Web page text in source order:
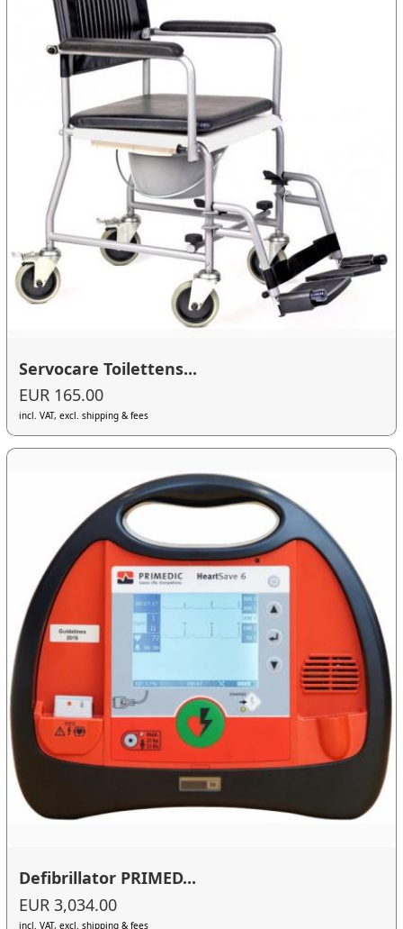
Servocare Toilettens...
EUR 165.00
incl. VAT, excl. shipping & fees
Defibrillator PRIMED...
EUR 3,034.00
incl. VAT, excl. shipping & fees